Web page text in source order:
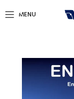
MENU